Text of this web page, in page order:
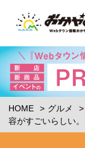
HOME グルメ
容がすごいらしい。